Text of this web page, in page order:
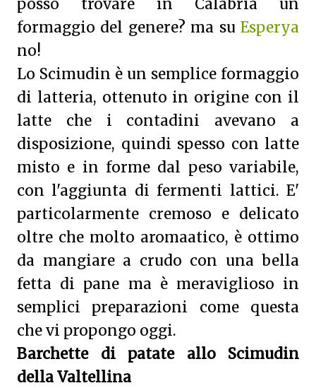
posso trovare in Calabria un
formaggio del genere? ma su Esperya
no!
Lo Scimudin è un semplice formaggio
di latteria, ottenuto in origine con il
latte che i contadini avevano a
disposizione, quindi spesso con latte
misto e in forme dal peso variabile,
con l'aggiunta di fermenti lattici. E'
particolarmente cremoso e delicato
oltre che molto aromaatico, è ottimo
da mangiare a crudo con una bella
fetta di pane ma è meraviglioso in
semplici preparazioni come questa
che vi propongo oggi.
Barchette di patate allo Scimudin
della Valtellina